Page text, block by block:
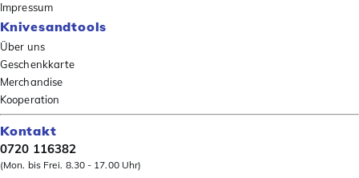
Impressum
Knivesandtools
Über uns
Geschenkkarte
Merchandise
Kooperation
Kontakt
0720 116382
(Mon. bis Frei. 8.30 - 17.00 Uhr)